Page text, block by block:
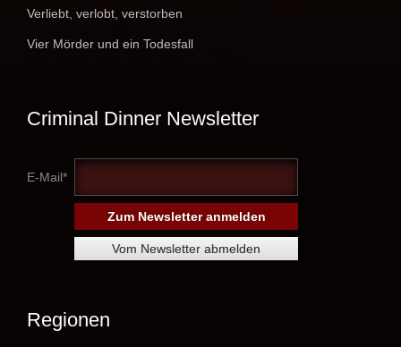
Verliebt, verlobt, verstorben
Vier Mörder und ein Todesfall
Criminal Dinner Newsletter
E-Mail*
Regionen